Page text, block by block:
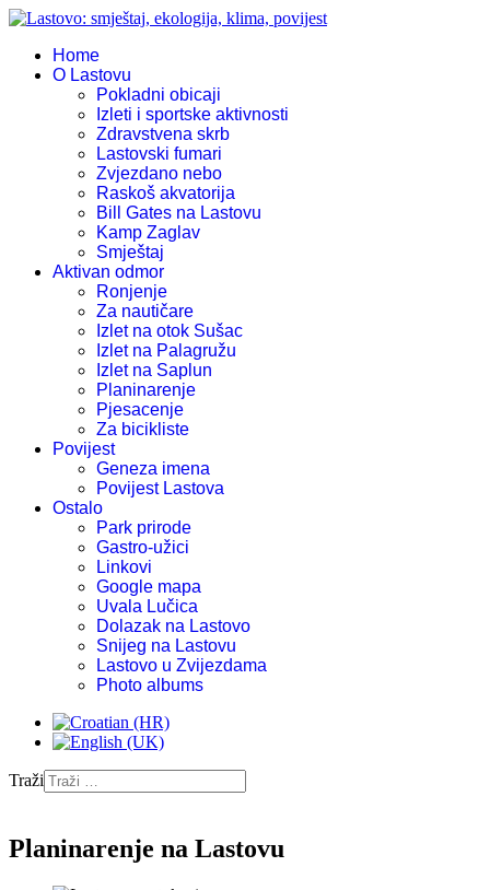
Home
O Lastovu
Pokladni obicaji
Izleti i sportske aktivnosti
Zdravstvena skrb
Lastovski fumari
Zvjezdano nebo
Raskoš akvatorija
Bill Gates na Lastovu
Kamp Zaglav
Smještaj
Aktivan odmor
Ronjenje
Za nautičare
Izlet na otok Sušac
Izlet na Palagružu
Izlet na Saplun
Planinarenje
Pjesacenje
Za bicikliste
Povijest
Geneza imena
Povijest Lastova
Ostalo
Park prirode
Gastro-užici
Linkovi
Google mapa
Uvala Lučica
Dolazak na Lastovo
Snijeg na Lastovu
Lastovo u Zvijezdama
Photo albums
Traži
Planinarenje na Lastovu